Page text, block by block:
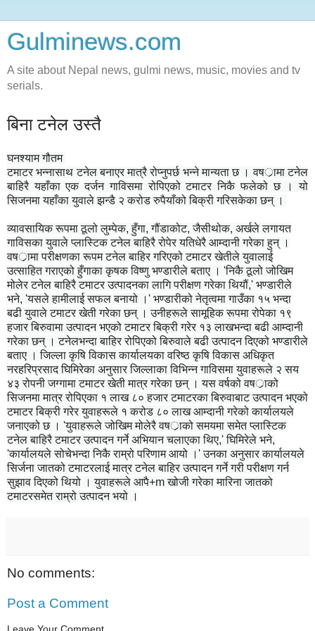
Gulminews.com
A site about Nepal news, gulmi news, music, movies and tv
serials.
बिना टनेल उस्तै
घनश्याम गौतम
टमाटर भन्नासाथ टनेल बनाएर मात्रै रोप्नुपर्छ भन्ने मान्यता छ । वषर्ामा टनेल
बाहिरै यहाँका एक दर्जन गाविसमा रोपिएको टमाटर निकै फलेको छ । यो
सिजनमा यहाँका युवाले झन्डै २ करोड रुपैयाँको बिक्री गरिसकेका छन् ।
व्यावसायिक रूपमा ठूलो लुम्पेक, हुँगा, गौंडाकोट, जैसीथोक, अर्खले लगायत
गाविसका युवाले प्लास्टिक टनेल बाहिरै रोपेर यतिधेरै आम्दानी गरेका हुन् ।
वषर्ामा परीक्षणका रूपम टनेल बाहिर गरिएको टमाटर खेतीले युवालाई
उत्साहित गराएको हुँगाका कृषक विष्णु भण्डारीले बताए । 'निकै ठूलो जोखिम
मोलेर टनेल बाहिरै टमाटर उत्पादनका लागि परीक्षण गरेका थियौं,' भण्डारीले
भने, 'यसले हामीलाई सफल बनायो ।' भण्डारीको नेतृत्वमा गाउँका १५ भन्दा
बढी युवाले टमाटर खेती गरेका छन् । उनीहरूले सामूहिक रूपमा रोपेका १९
हजार बिरुवामा उत्पादन भएको टमाटर बिक्री गरेर १३ लाखभन्दा बढी आम्दानी
गरेका छन् । टनेलभन्दा बाहिर रोपिएको बिरुवाले बढी उत्पादन दिएको भण्डारीले
बताए ।जिल्ला कृषि विकास कार्यालयका वरिष्ठ कृषि विकास अधिकृत
नरहरिप्रसाद घिमिरेका अनुसार जिल्लाका विभिन्न गाविसमा युवाहरूले २ सय
४३ रोपनी जग्गामा टमाटर खेती मात्र गरेका छन् । यस वर्षको वषर्ाको
सिजनमा मात्र रोपिएका १ लाख ८० हजार टमाटरका बिरुवाबाट उत्पादन भएको
टमाटर बिक्री गरेर युवाहरूले १ करोड ८० लाख आम्दानी गरेको कार्यालयले
जनाएको छ । 'युवाहरूले जोखिम मोलेरै वषर्ाको समयमा समेत प्लास्टिक
टनेल बाहिरै टमाटर उत्पादन गर्ने अभियान चलाएका थिए,' घिमिरेले भने,
'कार्यालयले सोचेभन्दा निकै राम्रो परिणाम आयो ।' उनका अनुसार कार्यालयले
सिर्जना जातको टमाटरलाई मात्र टनेल बाहिर उत्पादन गर्ने गरी परीक्षण गर्न
सुझाव दिएको थियो । युवाहरूले आपै+m खोजी गरेका मारिना जातको
टमाटरसमेत राम्रो उत्पादन भयो ।
No comments:
Post a Comment
Leave Your Comment.....